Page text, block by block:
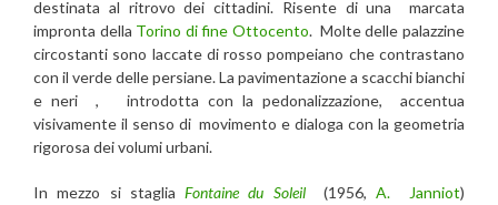
destinata al ritrovo dei cittadini. Risente di una marcata
impronta della Torino di fine Ottocento. Molte delle palazzine
circostanti sono laccate di rosso pompeiano che contrastano
con il verde delle persiane. La pavimentazione a scacchi bianchi
e neri , introdotta con la pedonalizzazione, accentua
visivamente il senso di movimento e dialoga con la geometria
rigorosa dei volumi urbani.
In mezzo si stagliaFontaine du Soleil(1956,A. Janniot)